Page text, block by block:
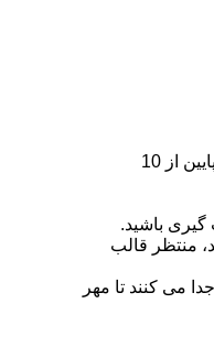
① سینی سمت راست را بیرون بیاورید و سینی را در دهان قرار دهید.موقعیت دندانی مربوط به ایمپلنت های دندانی را تعیین کنید.سینی فک بالا از 12 موقعیت دندان و فک پایین از 10
گیری باشید.
منتظر قالب
می کنند تا مهر